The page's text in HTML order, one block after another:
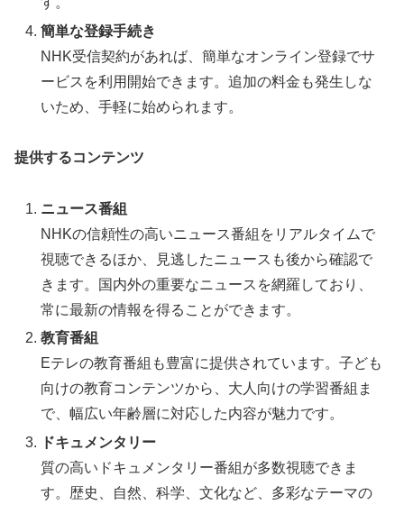
簡単な登録手続き
NHK受信契約があれば、簡単なオンライン登録でサ
ービスを利用開始できます。追加の料金も発生しな
いため、手軽に始められます。
提供するコンテンツ
ニュース番組
NHKの信頼性の高いニュース番組をリアルタイムで
視聴できるほか、見逃したニュースも後から確認で
きます。国内外の重要なニュースを網羅しており、
常に最新の情報を得ることができます。
教育番組
Eテレの教育番組も豊富に提供されています。子ども
向けの教育コンテンツから、大人向けの学習番組ま
で、幅広い年齢層に対応した内容が魅力です。
ドキュメンタリー
質の高いドキュメンタリー番組が多数視聴できま
す。歴史、自然、科学、文化など、多彩なテーマの